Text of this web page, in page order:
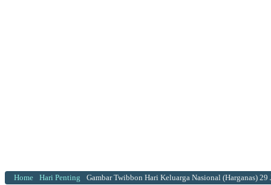
Home Hari Penting Gambar Twibbon Hari Keluarga Nasional (Harganas) 29